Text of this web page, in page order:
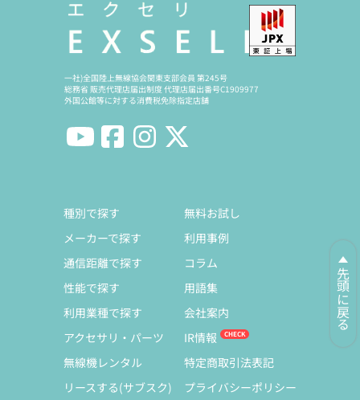
先頭に戻る
一社)全国陸上無線協会関東支部会員 第245号
総務省 販売代理店届出制度 代理店届出番号C1909977
外国公館等に対する消費税免除指定店舗
種別で探す
メーカーで探す
通信距離で探す
性能で探す
利用業種で探す
アクセサリ・パーツ
無線機レンタル
リースする(サブスク)
無料お試し
利用事例
コラム
用語集
会社案内
IR情報
特定商取引法表記
プライバシーポリシー